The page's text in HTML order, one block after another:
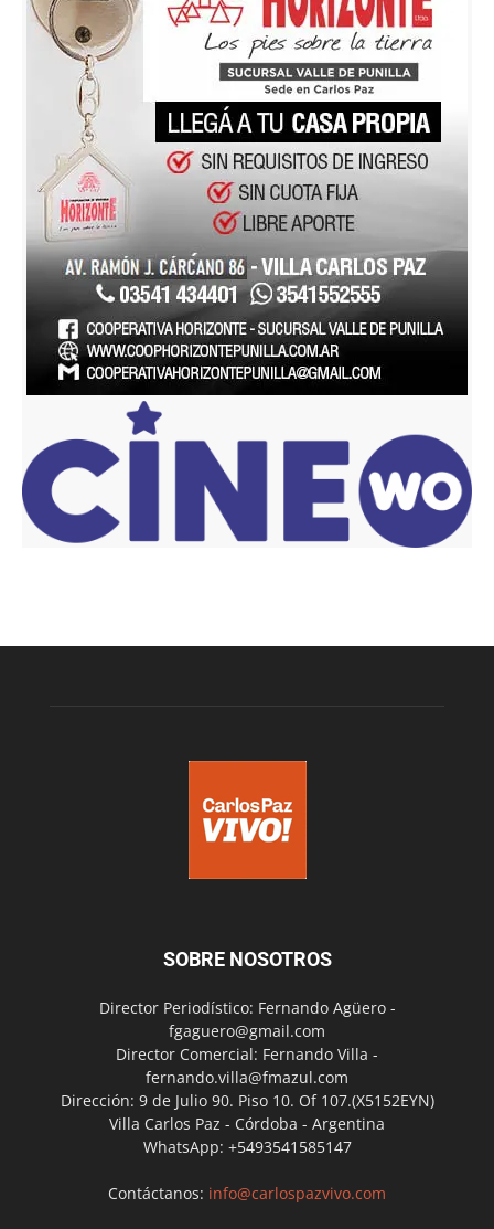
SOBRE NOSOTROS
Director Periodístico: Fernando Agüero -
fgaguero@gmail.com
Director Comercial: Fernando Villa -
fernando.villa@fmazul.com
Dirección: 9 de Julio 90. Piso 10. Of 107.(X5152EYN)
Villa Carlos Paz - Córdoba - Argentina
WhatsApp: +5493541585147
Contáctanos: info@carlospazvivo.com